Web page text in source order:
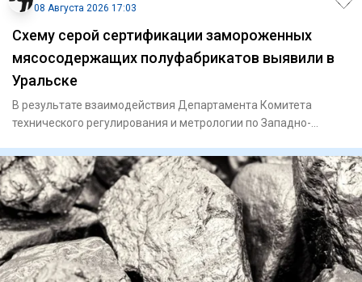
08 Августа 2026 17:03
Схему серой сертификации замороженных
мясосодержащих полуфабрикатов выявили в
Уральске
В результате взаимодействия Департамента Комитета
технического регулирования и метрологии по Западно-